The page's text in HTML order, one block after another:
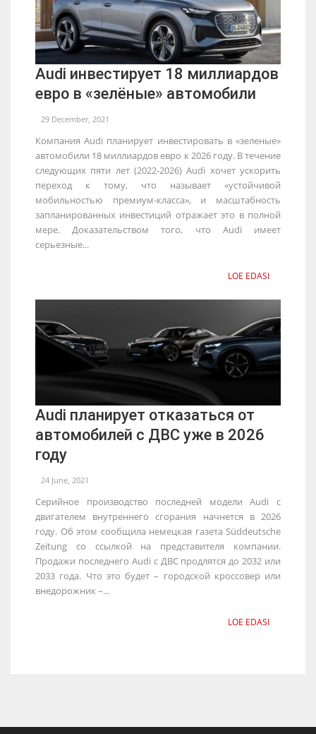
Audi инвестирует 18 миллиардов
евро в «зелёные» автомобили
29 December, 2021
Компания Audi планирует инвестировать в «зеленые»
автомобили 18 миллиардов евро к 2026 году. В течение
следующих пяти лет (2022-2026) Audi хочет ускорить
переход к тому, что называет «устойчивой
мобильностью премиум-класса», и масштабность
запланированных инвестиций отражает это в полной
мере. Доказательством того, что Audi имеет
серьезные...
LOE EDASI
Audi планирует отказаться от
автомобилей с ДВС уже в 2026
году
24 June, 2021
Серийное производство последней модели Audi с
двигателем внутреннего сгорания начнется в 2026
году. Об этом сообщила немецкая газета Süddeutsche
Zeitung со ссылкой на представителя компании.
Продажи последнего Audi с ДВС продлятся до 2032 или
2033 года. Что это будет – городской кроссовер или
внедорожник –...
LOE EDASI